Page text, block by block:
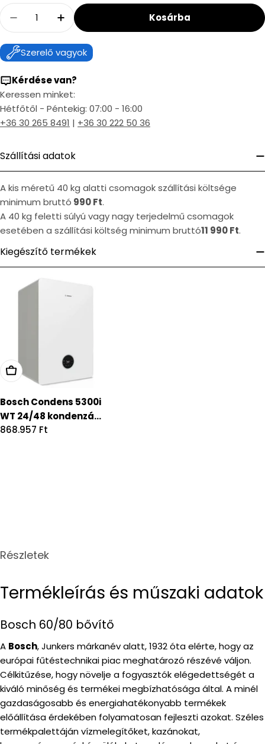
Decrease Quantity For Bosch 60/80bővítő
Increase Quantity For Bosch 60/
Kosárba
Szerelő vagyok
Kérdése van?
Keressen minket:
Hétfőtől - Péntekig: 07:00 - 16:00
+36 30 265 8491 | +36 30 222 50 36
Szállítási adatok
A kis méretű 40 kg alatti csomagok szállítási költsége
minimum bruttó 990 Ft.
A 40 kg feletti súlyú vagy nagy terjedelmű csomagok
esetében a szállítási költség minimum bruttó11 990 Ft.
Kiegészítő termékek
Bosch Condens 5300i
WT 24/48 kondenzá...
Regular
868.957 Ft
Részletek
Termékleírás és műszaki adatok
Bosch 60/80 bővítő
A Bosch, Junkers márkanév alatt, 1932 óta elérte, hogy az
európai fűtéstechnikai piac meghatározó részévé váljon.
Célkitűzése, hogy növelje a fogyasztók elégedettségét a
kiváló minőség és termékei megbízhatósága által. A minél
gazdaságosabb és energiahatékonyabb termékek
előállítása érdekében folyamatosan fejleszti azokat. Széles
termékpalettáján vízmelegítőket, kazánokat,